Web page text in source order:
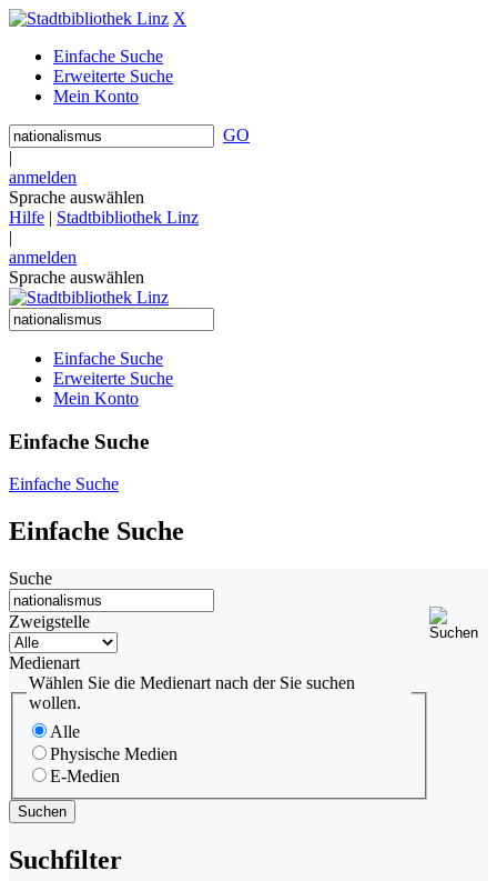
X
Einfache Suche
Erweiterte Suche
Mein Konto
GO
|
anmelden
Sprache auswählen
Hilfe | Stadtbibliothek Linz
|
anmelden
Sprache auswählen
Einfache Suche
Erweiterte Suche
Mein Konto
Einfache Suche
Einfache Suche
Einfache Suche
Suche
Zweigstelle
Medienart
Wählen Sie die Medienart nach der Sie suchen
wollen.
Alle
Physische Medien
E-Medien
Suchfilter